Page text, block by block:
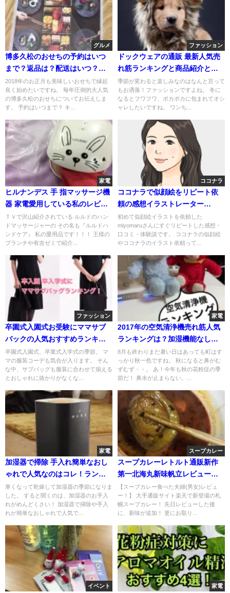
グルメ
博多久松のおせちの予約はいつ
まで？返品は？配送はいつ？お
試しは？
2018年のお正月も美味しいおせちで縁起
良く始めたいですね。 毎年圧倒的大人気
の博多久松のおせちについてお伝えしま
す。 予約はいつまで？ キ...
ファッション
ドックウェアの通販 最新人気売
れ筋ランキングと商品紹介と口
コミレビュー！
季節が変わると楽しみなのはなんと言って
もお洒落！ファッションですよね。 冬に
なるとフワフワ、ポカポカに包まれてオシ
ャレしたいですね。 ワンち...
家電
ヒルナンデス 手 指マッサージ機
器 家電愛用している私のレビュ
ー！ルルドハンドケア
ＴＶで沢山紹介されている ルルドのハン
ドマッサージャーの その名も『ルルドハ
ンドケア』 私の愛用品です！！！ 王様の
ブランチや有吉ゼミで紹介...
ココナラ
ココナラで似顔絵をリピート依
頼の感想イラストレーター
miyomaruさん
初めて似顔絵イラストを依頼した
miyomaruさんにすぐリピートした感想・
口コミ・体験談です。 ココナラの似顔絵
やココナラのイラスト依頼って...
ファッション
卒園式入園式お受験にママサブ
バックの人気おすすめランキン
グ！
卒園式入園式、卒業式入学式の季節。 マ
マの服装コーデも気合が入ります。 そん
な中、サブバッグも服装に合わせて揃える
とおしゃれに抜かりがなくな...
家電
2017年の空気清浄機売れ筋人気
ランキングは？加湿機能なし？
あり？
8月も終わりまだ暑い日はあっても町はす
っかり秋一色ですね。 秋になると鼻がむ
ずむず・・。 あ！今年も秋の花粉症の季
節だ！ 鼻水が止まらない。...
家電
加湿器で掃除 手入れ簡単なおし
ゃれで人気なのはコレ！ランキ
ングも
寒くなって乾燥して加湿器の季節になりま
した。 すると聞くのは、加湿器のお手入
れがめんどくさい！ 加湿器で掃除や手入
れが簡単なおしゃれで人気で...
スープカレー
スープカレーレトルト通販新作
第一北海丸新味帆立レビュー評
価！
【スープカレー食べた夫婦(男女)レビュ
ー！】 大手通販サイト楽天で新登場の札
幌スープカレー！ 先日レビューした後
に、新味が追加！ 更にお取り...
イベント 家電